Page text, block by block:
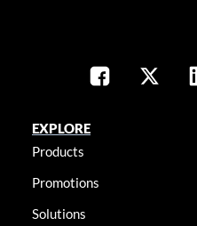
EXPLORE
Products
Promotions
Solutions